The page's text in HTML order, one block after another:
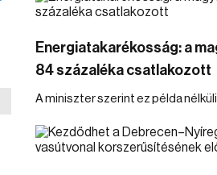
Energiatakarékosság: a
84 százaléka csatlakozott
A miniszter szerint ez példa